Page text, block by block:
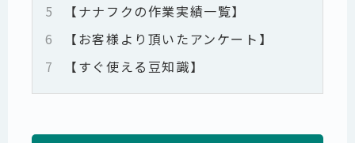
5
【ナナフクの作業実績一覧】
6
【お客様より頂いたアンケート】
7
【すぐ使える豆知識】